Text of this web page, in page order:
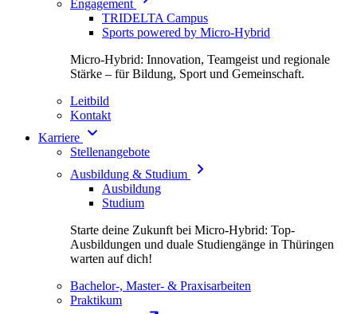
Engagement
TRIDELTA Campus
Sports powered by Micro-Hybrid
Micro-Hybrid: Innovation, Teamgeist und regionale
Stärke – für Bildung, Sport und Gemeinschaft.
Leitbild
Kontakt
Karriere
Stellenangebote
Ausbildung & Studium
Ausbildung
Studium
Starte deine Zukunft bei Micro-Hybrid: Top-
Ausbildungen und duale Studiengänge in Thüringen
warten auf dich!
Bachelor-, Master- & Praxisarbeiten
Praktikum